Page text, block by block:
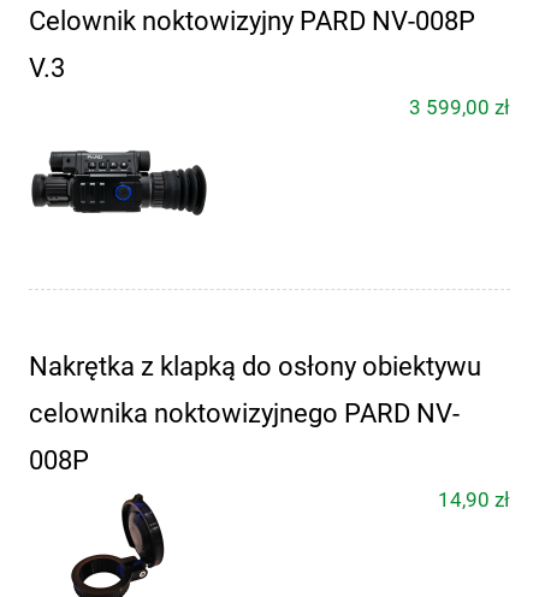
Celownik noktowizyjny PARD NV-008P
V.3
3 599,00 zł
Nakrętka z klapką do osłony obiektywu
celownika noktowizyjnego PARD NV-
008P
14,90 zł